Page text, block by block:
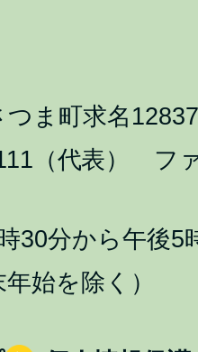
つま町求名
（代表） フ
30分から午後5
始を除く）